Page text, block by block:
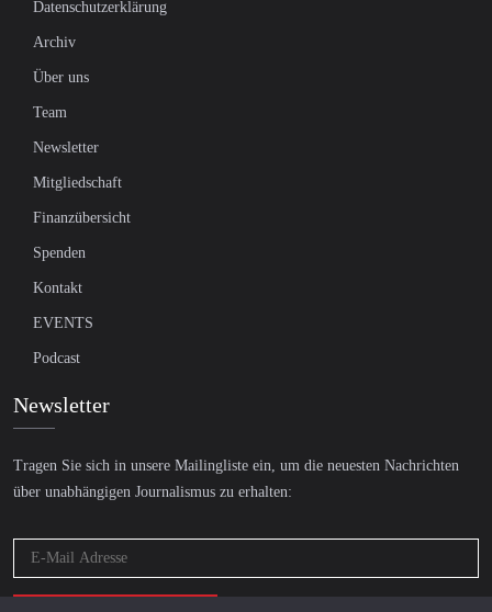
Datenschutzerklärung
Archiv
Über uns
Team
Newsletter
Mitgliedschaft
Finanzübersicht
Spenden
Kontakt
EVENTS
Podcast
Newsletter
Tragen Sie sich in unsere Mailingliste ein, um die neuesten Nachrichten
über unabhängigen Journalismus zu erhalten: